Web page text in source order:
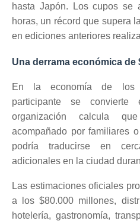
hasta Japón. Los cupos se
horas, un récord que supera
en ediciones anteriores
Una derrama económica de
En la economía de los
participante se
organización calcula
acompañado por familiares
podría traducirse en
adicionales en la ciudad
Las estimaciones oficiales
a los $80.000 millones,
hotelería, gastronomía,